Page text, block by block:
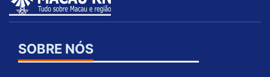
SOBRE NÓS